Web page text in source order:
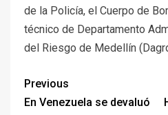
de la Policía, el Cuerpo de
técnico de Departamento
del Riesgo de Medellín
Previous
En Venezuela se devaluó